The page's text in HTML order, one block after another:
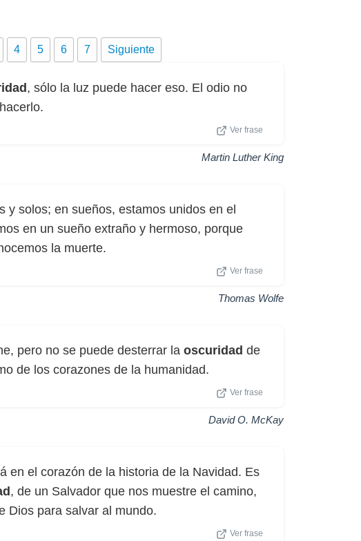
4 5 6 7 Siguiente
, sólo la luz puede hacer eso. El odio no
Ver frase
Martin Luther King
y solos; en sueños, estamos unidos en el
en un sueño extraño y hermoso, porque
la muerte.
Ver frase
Thomas Wolfe
pero no se puede desterrar la oscuridad de
de los corazones de la humanidad.
Ver frase
David O. McKay
en el corazón de la historia de la Navidad. Es
, de un Salvador que nos muestre el camino,
Dios para salvar al mundo.
Ver frase